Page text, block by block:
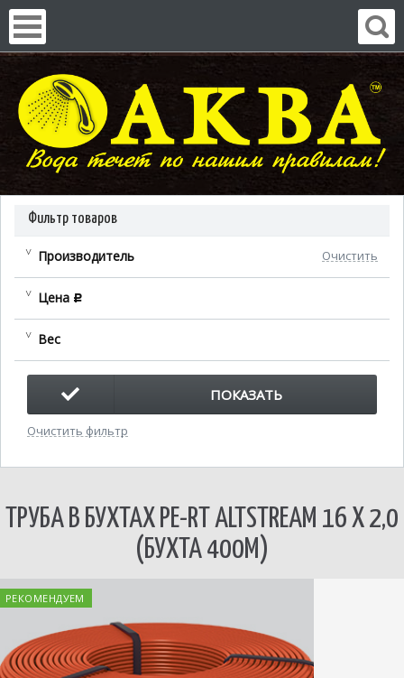
Фильтр товаров
Производитель Очистить
Цена c
Вес
ПОКАЗАТЬ
Очистить фильтр
ТРУБА В БУХТАХ PE-RT ALTSTREAM 16 Х 2,0
(БУХТА 400М)
РЕКОМЕНДУЕМ